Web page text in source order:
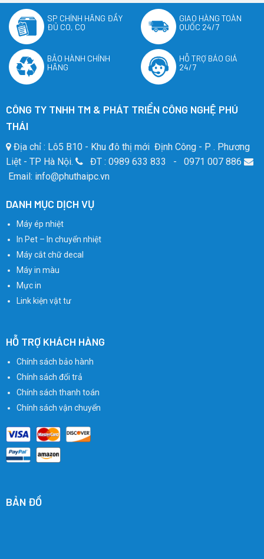
SP CHÍNH HÃNG ĐẦY
ĐỦ CO, CQ
GIAO HÀNG TOÀN
QUỐC 24/7
BẢO HÀNH CHÍNH
HÃNG
HỖ TRỢ BÁO GIÁ
24/7
CÔNG TY TNHH TM & PHÁT TRIỂN CÔNG NGHỆ PHÚ
THÁI
Địa chỉ : Lô5 B10 - Khu đô thị mới Định Công - P . Phương
Liệt - TP Hà Nội.
ĐT : 0989 633 833 - 0971 007 886
Email: info@phuthaipc.vn
DANH MỤC DỊCH VỤ
Máy ép nhiệt
In Pet – In chuyển nhiệt
Máy cắt chữ decal
Máy in màu
Mực in
Link kiện vật tư
HỖ TRỢ KHÁCH HÀNG
Chính sách bảo hành
Chính sách đổi trả
Chính sách thanh toán
Chính sách vận chuyển
BẢN ĐỒ